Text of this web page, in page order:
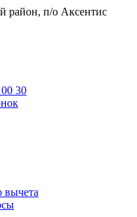
район, п/о Аксентис
30
вычета